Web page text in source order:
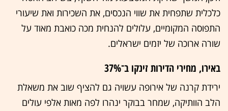
כלכלית שתפחית את שווי הנכסים, את השכירות ואת שיעורי
התפוסה המקומיים, עלולים להנחית מכה כואבת מאוד על
שורה ארוכה של יזמים ישראלים.
באירו, מחירי הדירות זינקו ב־37%
ירידת קרנה של אירופה עשויה גם להציף שוב את משאלת
הלב הוותיקה, שמחר בבוקר ינהרו לפה מאות אלפי עולים